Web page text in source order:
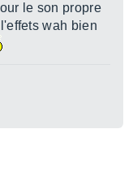
le son propre
wah bien